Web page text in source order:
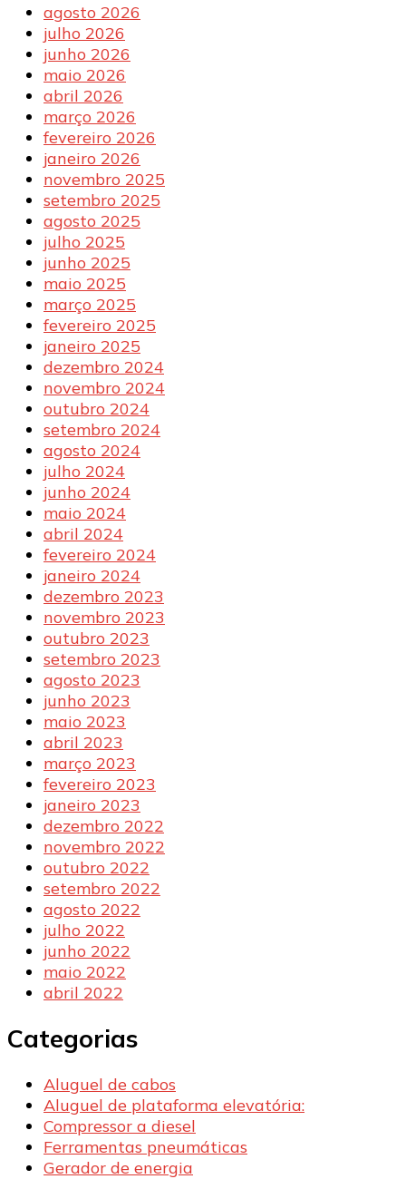
agosto 2026
julho 2026
junho 2026
maio 2026
abril 2026
março 2026
fevereiro 2026
janeiro 2026
novembro 2025
setembro 2025
agosto 2025
julho 2025
junho 2025
maio 2025
março 2025
fevereiro 2025
janeiro 2025
dezembro 2024
novembro 2024
outubro 2024
setembro 2024
agosto 2024
julho 2024
junho 2024
maio 2024
abril 2024
fevereiro 2024
janeiro 2024
dezembro 2023
novembro 2023
outubro 2023
setembro 2023
agosto 2023
junho 2023
maio 2023
abril 2023
março 2023
fevereiro 2023
janeiro 2023
dezembro 2022
novembro 2022
outubro 2022
setembro 2022
agosto 2022
julho 2022
junho 2022
maio 2022
abril 2022
Categorias
Aluguel de cabos
Aluguel de plataforma elevatória:
Compressor a diesel
Ferramentas pneumáticas
Gerador de energia